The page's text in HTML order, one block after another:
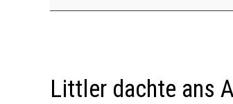
Littler dachte ans